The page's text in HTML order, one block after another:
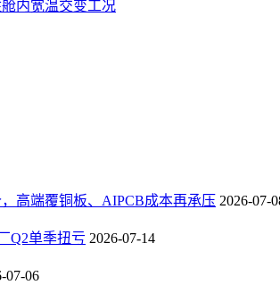
内宽温交变工况
，高端覆铜板、AIPCB成本再承压 2026-07-
Q2单季扭亏 2026-07-14
07-06